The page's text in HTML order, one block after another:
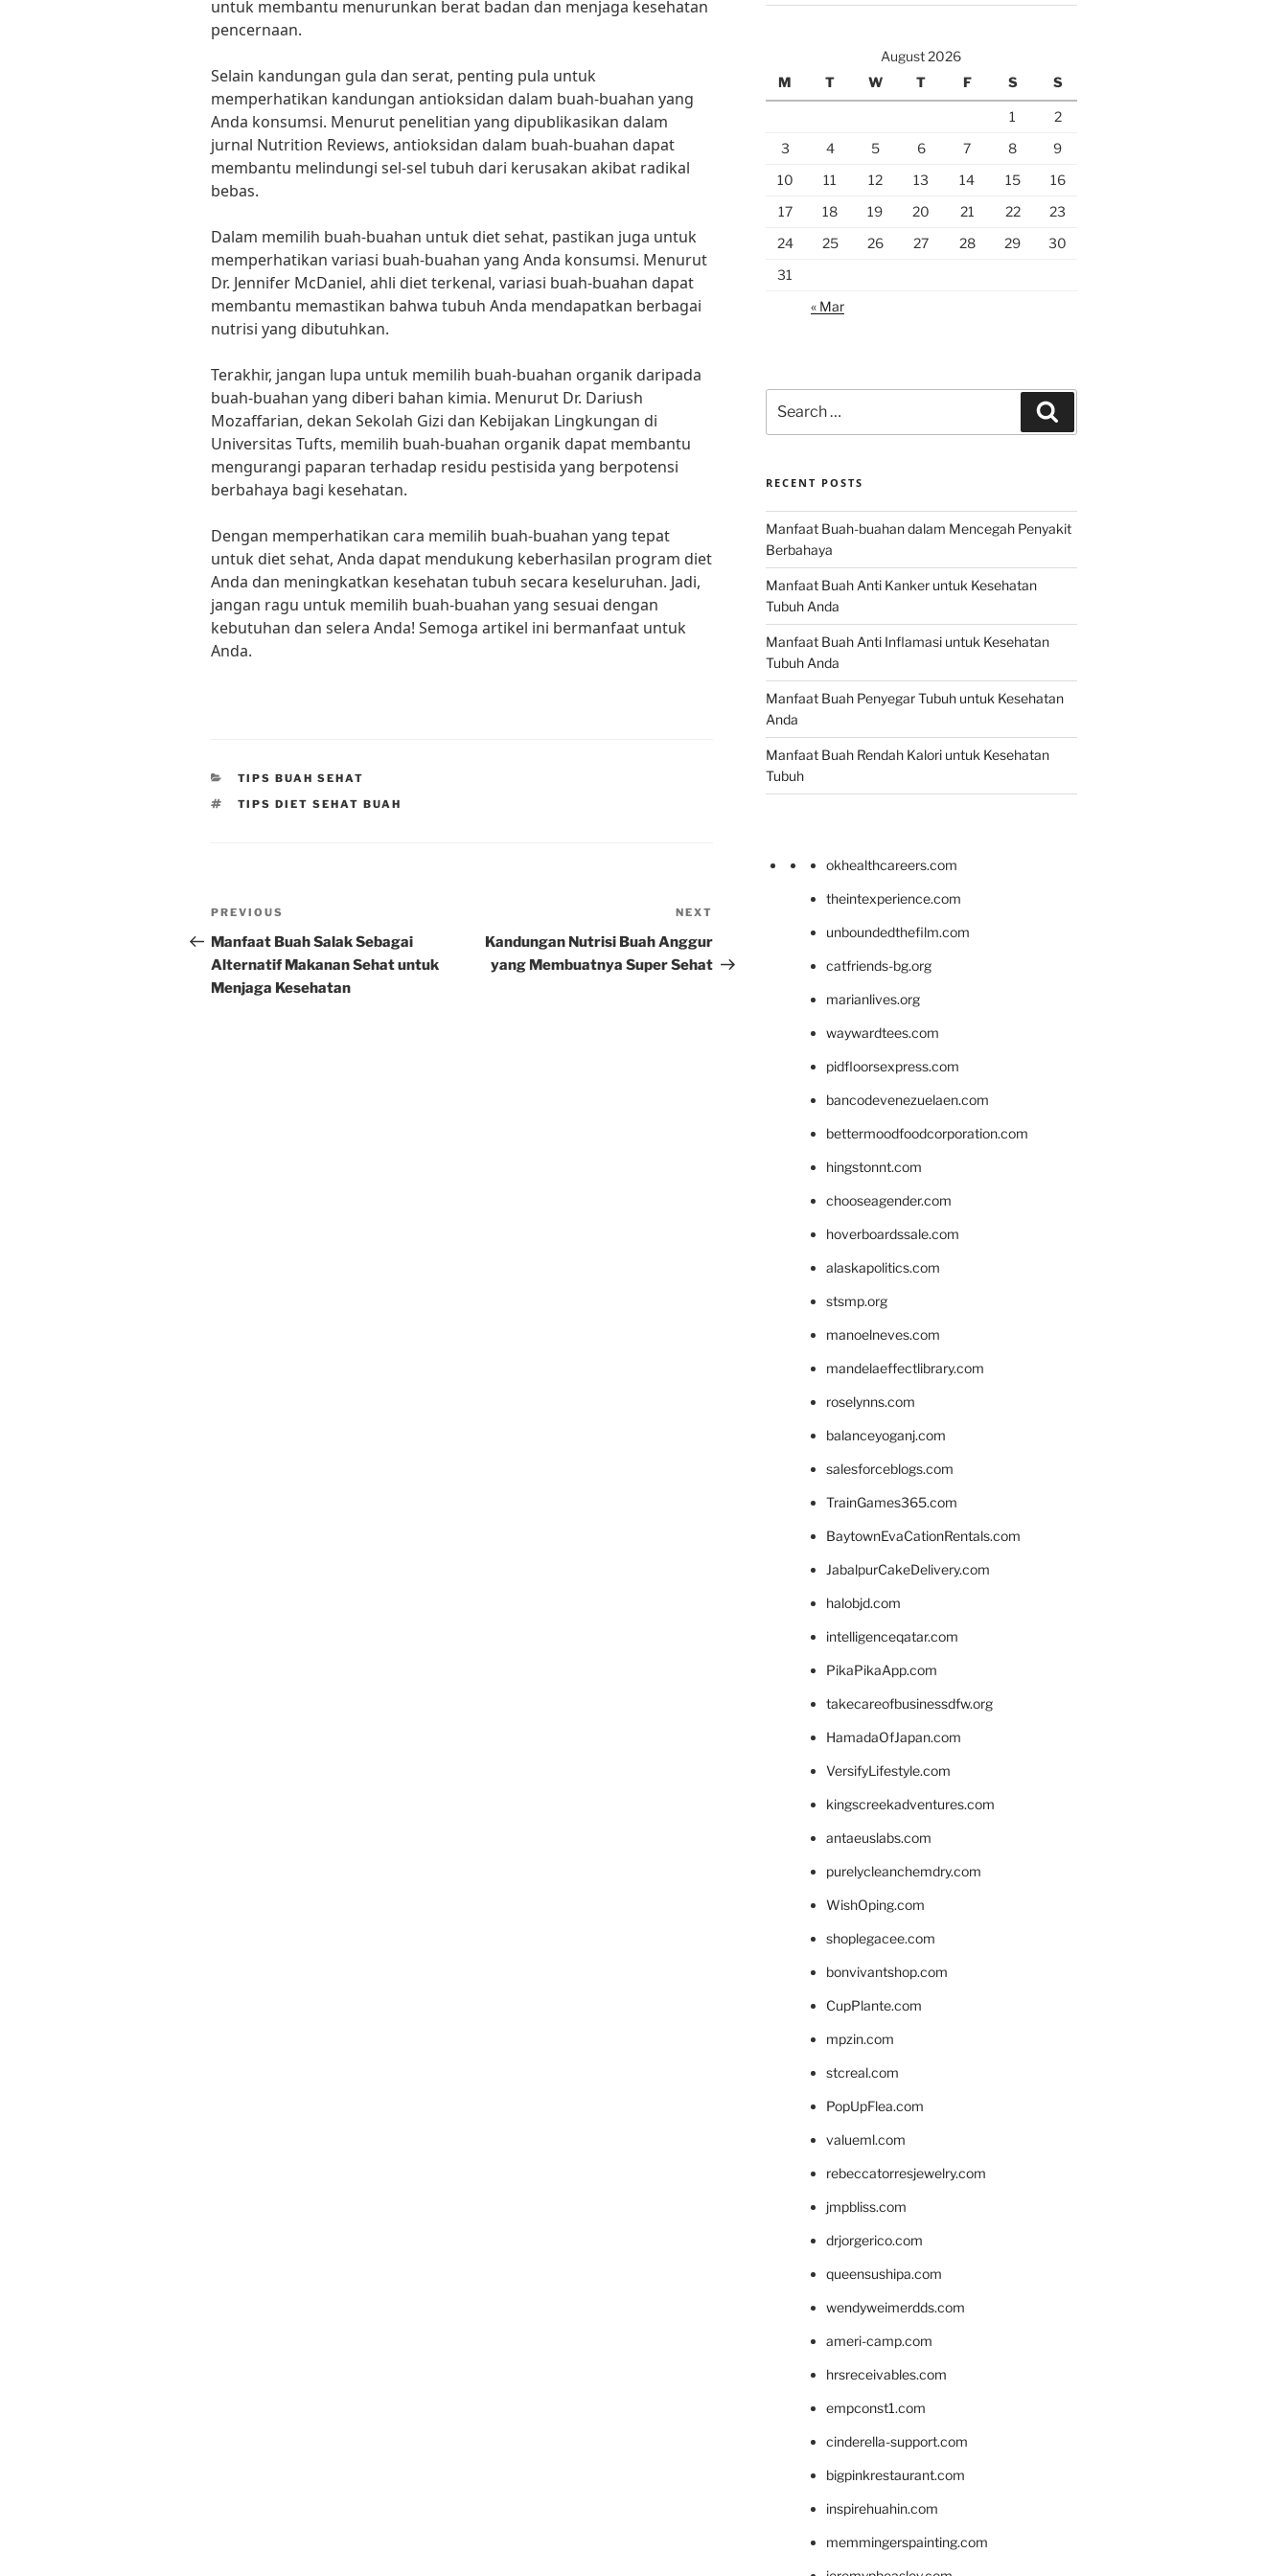
untuk membantu menurunkan berat badan dan menjaga kesehatan
pencernaan.
Selain kandungan gula dan serat, penting pula untuk
memperhatikan kandungan antioksidan dalam buah-buahan yang
Anda konsumsi. Menurut penelitian yang dipublikasikan dalam
jurnal Nutrition Reviews, antioksidan dalam buah-buahan dapat
membantu melindungi sel-sel tubuh dari kerusakan akibat radikal
bebas.
Dalam memilih buah-buahan untuk diet sehat, pastikan juga untuk
memperhatikan variasi buah-buahan yang Anda konsumsi. Menurut
Dr. Jennifer McDaniel, ahli diet terkenal, variasi buah-buahan dapat
membantu memastikan bahwa tubuh Anda mendapatkan berbagai
nutrisi yang dibutuhkan.
Terakhir, jangan lupa untuk memilih buah-buahan organik daripada
buah-buahan yang diberi bahan kimia. Menurut Dr. Dariush
Mozaffarian, dekan Sekolah Gizi dan Kebijakan Lingkungan di
Universitas Tufts, memilih buah-buahan organik dapat membantu
mengurangi paparan terhadap residu pestisida yang berpotensi
berbahaya bagi kesehatan.
Dengan memperhatikan cara memilih buah-buahan yang tepat
untuk diet sehat, Anda dapat mendukung keberhasilan program diet
Anda dan meningkatkan kesehatan tubuh secara keseluruhan. Jadi,
jangan ragu untuk memilih buah-buahan yang sesuai dengan
kebutuhan dan selera Anda! Semoga artikel ini bermanfaat untuk
Anda.
CATEGORIES
TIPS BUAH SEHAT
TAGS
TIPS DIET SEHAT BUAH
Post
navigation
Previous
Post
PREVIOUS
Manfaat Buah Salak Sebagai
Alternatif Makanan Sehat untuk
Menjaga Kesehatan
Post
NEXT
Kandungan Nutrisi Buah Anggur
yang Membuatnya Super Sehat
August 2026
M
T W T F S S
1
2
3
4 5 6 7 8
9
10
11 12 13 14 15
16
17
18 19 20 21 22
23
24
25 26 27 28 29
30
31
« Mar
for:
RECENT POSTS
Manfaat Buah-buahan dalam Mencegah Penyakit
Berbahaya
Manfaat Buah Anti Kanker untuk Kesehatan
Tubuh Anda
Manfaat Buah Anti Inflamasi untuk Kesehatan
Tubuh Anda
Manfaat Buah Penyegar Tubuh untuk Kesehatan
Anda
Manfaat Buah Rendah Kalori untuk Kesehatan
Tubuh
okhealthcareers.com
theintexperience.com
unboundedthefilm.com
catfriends-bg.org
marianlives.org
waywardtees.com
pidfloorsexpress.com
bancodevenezuelaen.com
bettermoodfoodcorporation.com
hingstonnt.com
chooseagender.com
hoverboardssale.com
alaskapolitics.com
stsmp.org
manoelneves.com
mandelaeffectlibrary.com
roselynns.com
balanceyoganj.com
salesforceblogs.com
TrainGames365.com
BaytownEvaCationRentals.com
JabalpurCakeDelivery.com
halobjd.com
intelligenceqatar.com
PikaPikaApp.com
takecareofbusinessdfw.org
HamadaOfJapan.com
VersifyLifestyle.com
kingscreekadventures.com
antaeuslabs.com
purelycleanchemdry.com
WishOping.com
shoplegacee.com
bonvivantshop.com
CupPlante.com
mpzin.com
stcreal.com
PopUpFlea.com
valueml.com
rebeccatorresjewelry.com
jmpbliss.com
drjorgerico.com
queensushipa.com
wendyweimerdds.com
ameri-camp.com
hrsreceivables.com
empconst1.com
cinderella-support.com
bigpinkrestaurant.com
inspirehuahin.com
memmingerspainting.com